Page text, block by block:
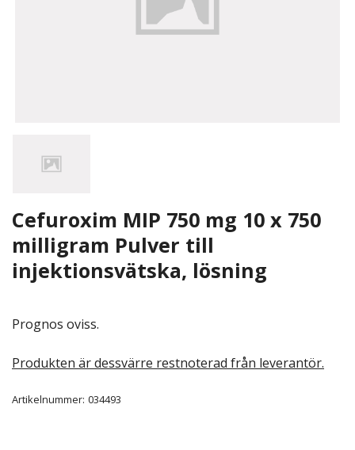
Cefuroxim MIP 750 mg 10 x 750
milligram Pulver till
injektionsvätska, lösning
Prognos oviss.
Produkten är dessvärre restnoterad från leverantör.
Artikelnummer: 034493